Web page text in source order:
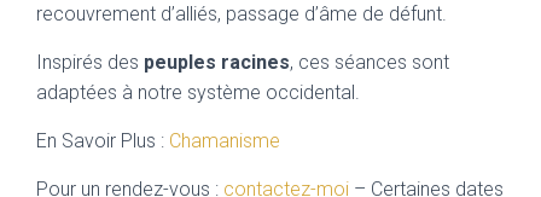
recouvrement d’alliés, passage d’âme de défunt.
Inspirés des peuples racines, ces séances sont
adaptées à notre système occidental.
En Savoir Plus : Chamanisme
Pour un rendez-vous : contactez-moi – Certaines dates